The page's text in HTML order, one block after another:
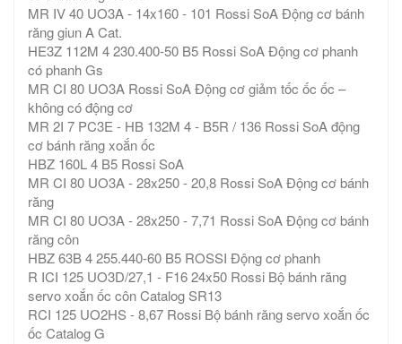
MR IV 40 UO3A - 14x160 - 101 Rossi SoA Động cơ bánh
răng giun A Cat.
HE3Z 112M 4 230.400-50 B5 Rossi SoA Động cơ phanh
có phanh Gs
MR CI 80 UO3A Rossi SoA Động cơ giảm tốc ốc ốc –
không có động cơ
MR 2I 7 PC3E - HB 132M 4 - B5R / 136 Rossi SoA động
cơ bánh răng xoắn ốc
HBZ 160L 4 B5 Rossi SoA
MR CI 80 UO3A - 28x250 - 20,8 Rossi SoA Động cơ bánh
răng
MR CI 80 UO3A - 28x250 - 7,71 Rossi SoA Động cơ bánh
răng côn
HBZ 63B 4 255.440-60 B5 ROSSI Động cơ phanh
R ICI 125 UO3D/27,1 - F16 24x50 Rossi Bộ bánh răng
servo xoắn ốc côn Catalog SR13
RCI 125 UO2HS - 8,67 Rossi Bộ bánh răng servo xoắn ốc
ốc Catalog G